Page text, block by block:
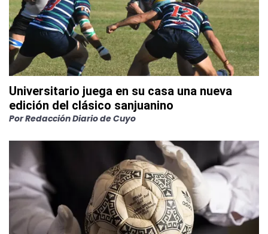
Universitario juega en su casa una nueva
edición del clásico sanjuanino
PorRedacción Diario de Cuyo